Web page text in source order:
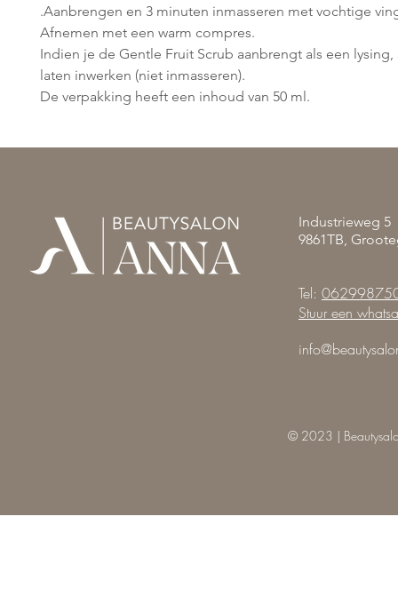
.Aanbrengen en 3 minuten inmasseren met vochtige
Afnemen met een warm compres.
Indien je de Gentle Fruit Scrub aanbrengt als een
laten inwerken (niet inmasseren).
De verpakking heeft een inhoud van 50 ml.
Industrieweg 5
9861TB,
Tel:
Stuur een
© 2023 |